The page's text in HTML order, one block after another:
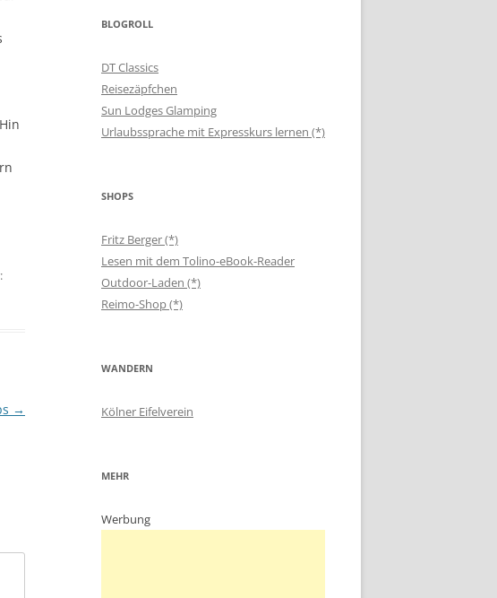
→
BLOGROLL
DT Classics
Reisezäpfchen
Sun Lodges Glamping
Urlaubssprache mit Expresskurs lernen (*)
SHOPS
Fritz Berger (*)
Lesen mit dem Tolino-eBook-Reader
Outdoor-Laden (*)
Reimo-Shop (*)
WANDERN
Kölner Eifelverein
MEHR
Werbung